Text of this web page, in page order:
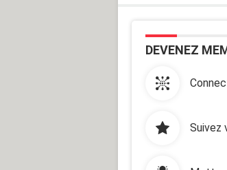
DEVENEZ
Suivez